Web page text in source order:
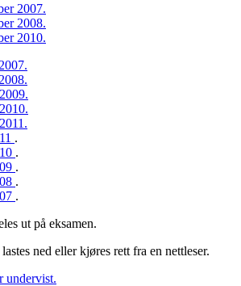
2007.
2008.
2010.
.
.
.
.
.
ut på eksamen.
ned eller kjøres rett fra en nettleser.
undervist.